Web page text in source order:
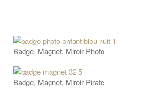
Badge, Magnet, Miroir Photo
Badge, Magnet, Miroir Pirate